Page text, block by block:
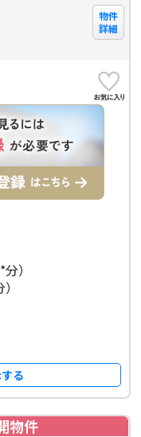
物件
詳細
）
る
物件